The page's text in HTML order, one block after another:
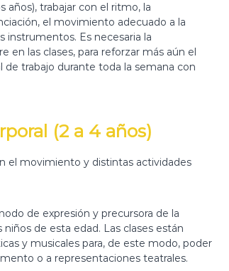
años), trabajar con el ritmo, la
el movimiento adecuado a la
instrumentos. Es necesaria la
en las clases, para reforzar más aún el
de trabajo durante toda la semana con
(2 a 4 años)
el movimiento y distintas actividades
de expresión y precursora de la
de esta edad. Las clases están
y musicales para, de este modo, poder
o a representaciones teatrales.